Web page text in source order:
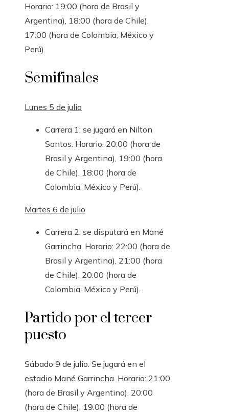
Horario: 19:00 (hora de Brasil y
Argentina), 18:00 (hora de Chile),
17:00 (hora de Colombia, México y
Perú).
Semifinales
Lunes 5 de julio
Carrera 1: se jugará en Nilton
Santos. Horario: 20:00 (hora de
Brasil y Argentina), 19:00 (hora
de Chile), 18:00 (hora de
Colombia, México y Perú).
Martes 6 de julio
Carrera 2: se disputará en Mané
Garrincha. Horario: 22:00 (hora de
Brasil y Argentina), 21:00 (hora
de Chile), 20:00 (hora de
Colombia, México y Perú).
Partido por el tercer
puesto
Sábado 9 de julio. Se jugará en el
estadio Mané Garrincha. Horario: 21:00
(hora de Brasil y Argentina), 20:00
(hora de Chile), 19:00 (hora de